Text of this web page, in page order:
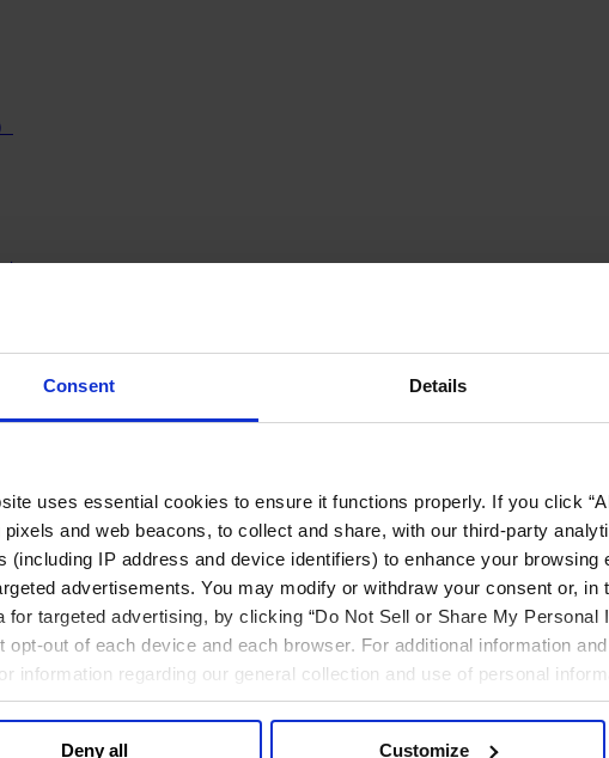
Consent Details
uses essential cookies to ensure it functions properly. If you click
pixels and web beacons, to collect and share, with our third-party
(including IP address and device identifiers) to enhance your
advertisements. You may modify or withdraw your consent or,
for targeted advertising, by clicking “Do Not Sell or Share My Personal
opt-out of each device and each browser. For additional information
information regarding our general collection and use of personal
Deny all Customize
ジー